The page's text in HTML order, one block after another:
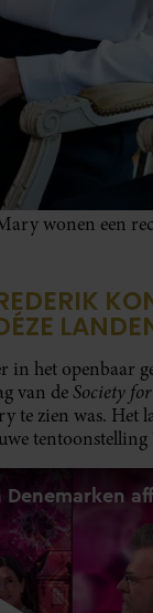
wonen een
in het openbaar
van de Society
te zien was. Het